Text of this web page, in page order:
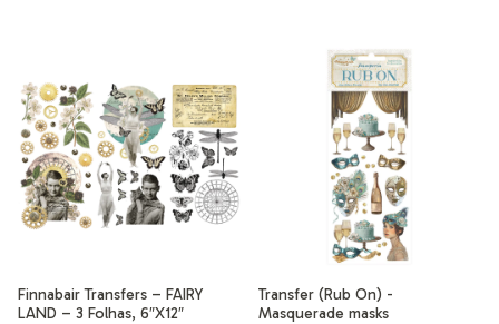
Finnabair Transfers – FAIRY
LAND – 3 Folhas, 6″X12″
Transfer (Rub On) -
Masquerade masks